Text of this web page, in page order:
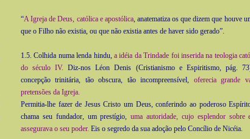
“A Igreja de Deus, católica e apostólica, anatematiza os que dizem que houve
que o Filho não existia, ou que não existia antes de haver sido gerado”.
1.5. Colhida numa lenda hindu, a idéia da Trindade foi inserida na teologia
do século IV. Diz-nos Léon Denis (Cristianismo e Espiritismo, pág.
concepção trinitária, tão obscura, tão incompreensível, oferecia grande
pretensões da Igreja.
Permitia-lhe fazer de Jesus Cristo um Deus, conferindo ao poderoso
chama seu fundador, um prestígio,uma autoridade, cujo esplendor sobre
assegurava o seu poder. Eis o segredo da sua adoção pelo Concílio de Nicéia.